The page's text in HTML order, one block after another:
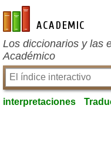
es-academic.com
Los diccionarios y las
Académico
interpretaciones